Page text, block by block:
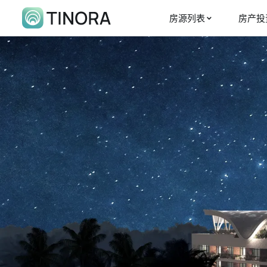
房源列表 房产